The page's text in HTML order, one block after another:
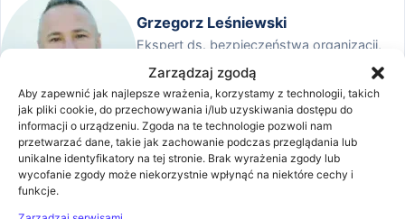
Zarządzaj zgodą
Aby zapewnić jak najlepsze wrażenia, korzystamy z technologii, takich
jak pliki cookie, do przechowywania i/lub uzyskiwania dostępu do
informacji o urządzeniu. Zgoda na te technologie pozwoli nam
przetwarzać dane, takie jak zachowanie podczas przeglądania lub
unikalne identyfikatory na tej stronie. Brak wyrażenia zgody lub
wycofanie zgody może niekorzystnie wpłynąć na niektóre cechy i
funkcje.
Grzegorz Leśniewski
Ekspert ds. bezpieczeństwa organizacji,
zabezpieczenia danych i compliance
Zobacz biogram
Krystian Tomasik
Associate w zespole Intellectual Property /